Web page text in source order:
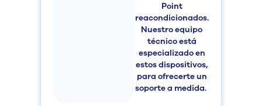
Point
reacondicionados.
Nuestro equipo
técnico está
especializado en
estos dispositivos,
para ofrecerte un
soporte a medida.